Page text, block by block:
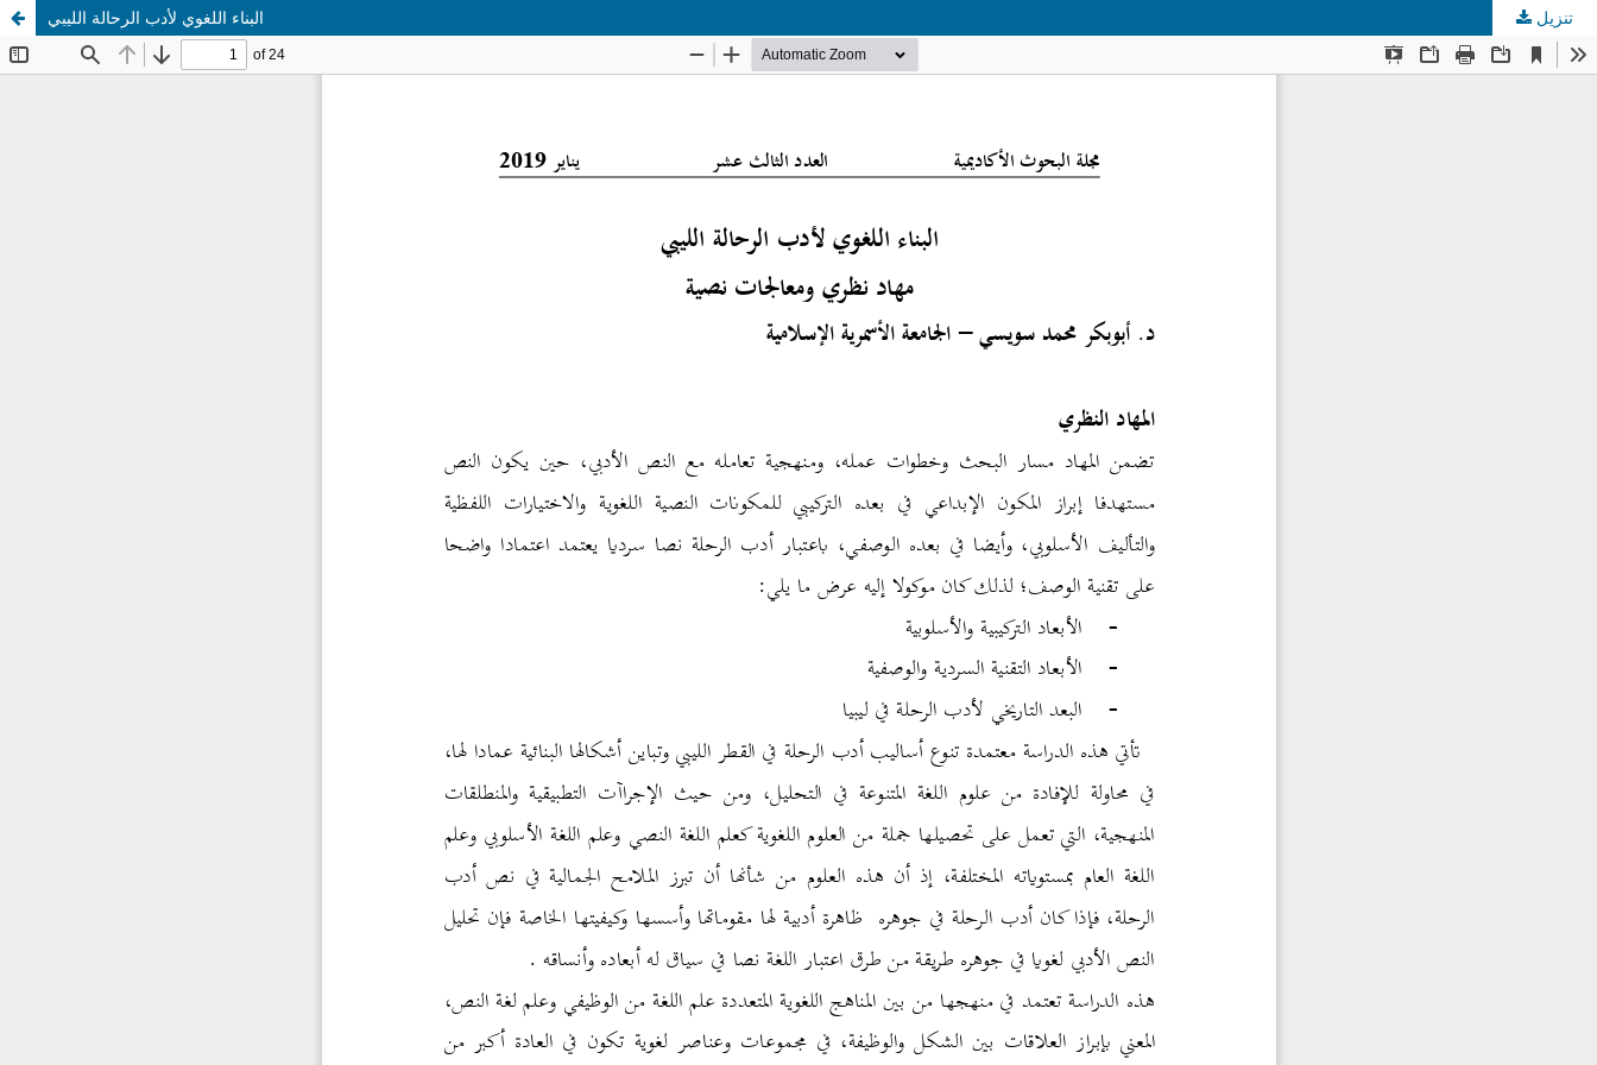
البناء اللغوي لأدب الرحالة الليبي تنزيل